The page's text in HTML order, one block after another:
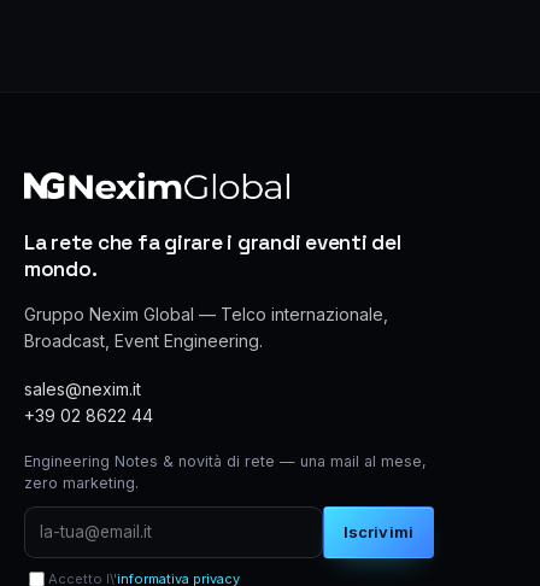
La rete che fa girare i grandi eventi del
mondo.
Gruppo Nexim Global — Telco internazionale,
Broadcast, Event Engineering.
sales@nexim.it
+39 02 8622 44
Engineering Notes & novità di rete — una mail al mese,
zero marketing.
Iscrivimi
Accetto l\'informativa privacy